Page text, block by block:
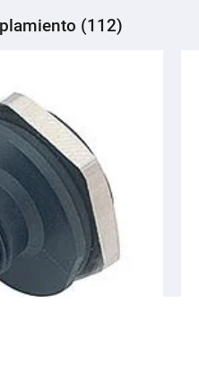
(112)